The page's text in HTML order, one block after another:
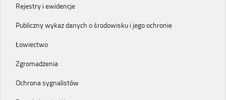
Rejestry i ewidencje
Publiczny wykaz danych o środowisku i jego ochronie
Łowiectwo
Zgromadzenia
Ochrona sygnalistów